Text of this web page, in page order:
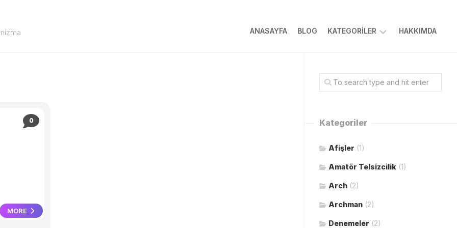
ANASAYFA BLOG KATEGORILER
BILGISAYAR
TARIM
TASARIM
YAZILIM
HAKKIMDA
0
MORE
Kategoriler
Afişler (1)
Amatör Telsizcilik (1)
Arch (2)
Archman (2)
Denemeler (2)